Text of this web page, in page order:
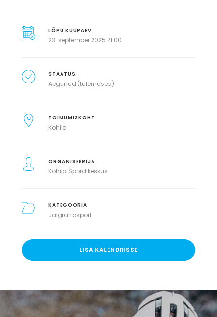
LÕPU KUUPÄEV
23. september 2025 21:00
STAATUS
Aegunud (tulemused)
TOIMUMISKOHT
Kohila
ORGANISEERIJA
Kohila Spordikeskus
KATEGOORIA
Jalgrattasport
LISA KALENDRISSE